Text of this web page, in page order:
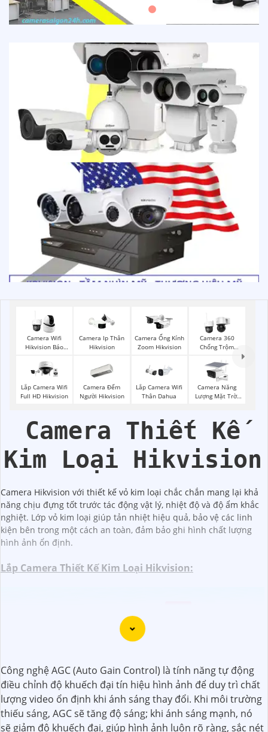
Camera Wifi
Hikvision Báo
Camera Ip Thân
Hikvision
Camera Ống Kính
Zoom Hikvision
Camera 360
Chống Trộm
Lắp Camera Wifi
Full HD Hikvision
Camera Đếm
Người Hikvision
Lắp Camera Wifi
Thân Dahua
Camera Năng
Lượng Mặt Trời
Camera Thiết Kế
Kim Loại Hikvision
Camera Hikvision với thiết kế vỏ kim loại chắc chắn mang lại khả
năng chịu đựng tốt trước tác động vật lý, nhiệt độ và độ ẩm khắc
nghiệt. Lớp vỏ kim loại giúp tản nhiệt hiệu quả, bảo vệ các linh
kiện bên trong một cách an toàn, đảm bảo ghi hình chất lượng
hình ảnh ổn định.
Lắp Camera Thiết Kế Kim Loại Hikvision:
Camera Dome HIKVISION DS-2DE4425IWG1-E Zoom Tầm Xa
Camera 4.0MP DS-2DE5425IWG1-EHUN Zoom Tầm
Xa( 5%-35% )
Camera IP Hikvision DS-2DE2A404IWG1-E PTZ 4MP ( 5%-35% )
Công nghệ AGC (Auto Gain Control) là tính năng tự động
điều chỉnh độ khuếch đại tín hiệu hình ảnh để duy trì chất
lượng video ổn định khi ánh sáng thay đổi. Khi môi trường
thiếu sáng, AGC sẽ tăng độ sáng; khi ánh sáng mạnh, nó
sẽ giảm độ khuếch đại, giúp hình ảnh luôn rõ ràng, sắc nét